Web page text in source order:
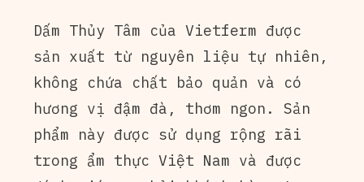
Dấm Thủy Tâm của Vietferm được
sản xuất từ nguyên liệu tự nhiên,
không chứa chất bảo quản và có
hương vị đậm đà, thơm ngon. Sản
phẩm này được sử dụng rộng rãi
trong ẩm thực Việt Nam và được